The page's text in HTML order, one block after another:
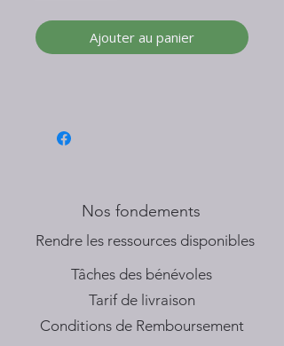
Ajouter au panier
Nos fondements
​Rendre les ressources disponibles
Tâches des bénévoles
Tarif de livraison
Conditions de Remboursement